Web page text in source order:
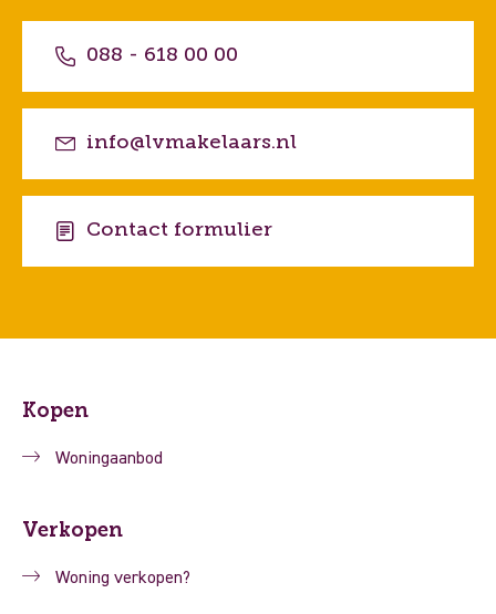
088 - 618 00 00
info@lvmakelaars.nl
Contact formulier
Kopen
Woningaanbod
Verkopen
Woning verkopen?